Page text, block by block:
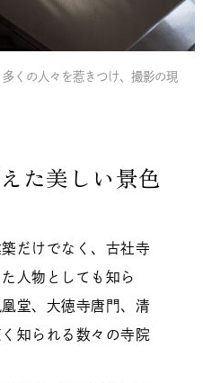
くの人々を惹きつけ、撮影の現
た美しい景色
だけでなく、古社寺
人物としても知ら
堂、大徳寺唐門、清
知られる数々の寺院